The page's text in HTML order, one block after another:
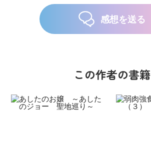
感想を送る
この作者の書籍